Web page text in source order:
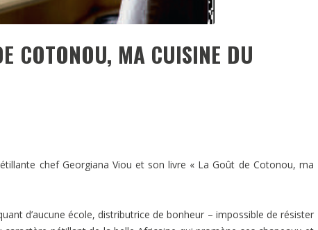
COTONOU, MA CUISINE DU
chef Georgiana Viou et son livre « La Goût de Cotonou, ma
d’aucune école, distributrice de bonheur – impossible de résister